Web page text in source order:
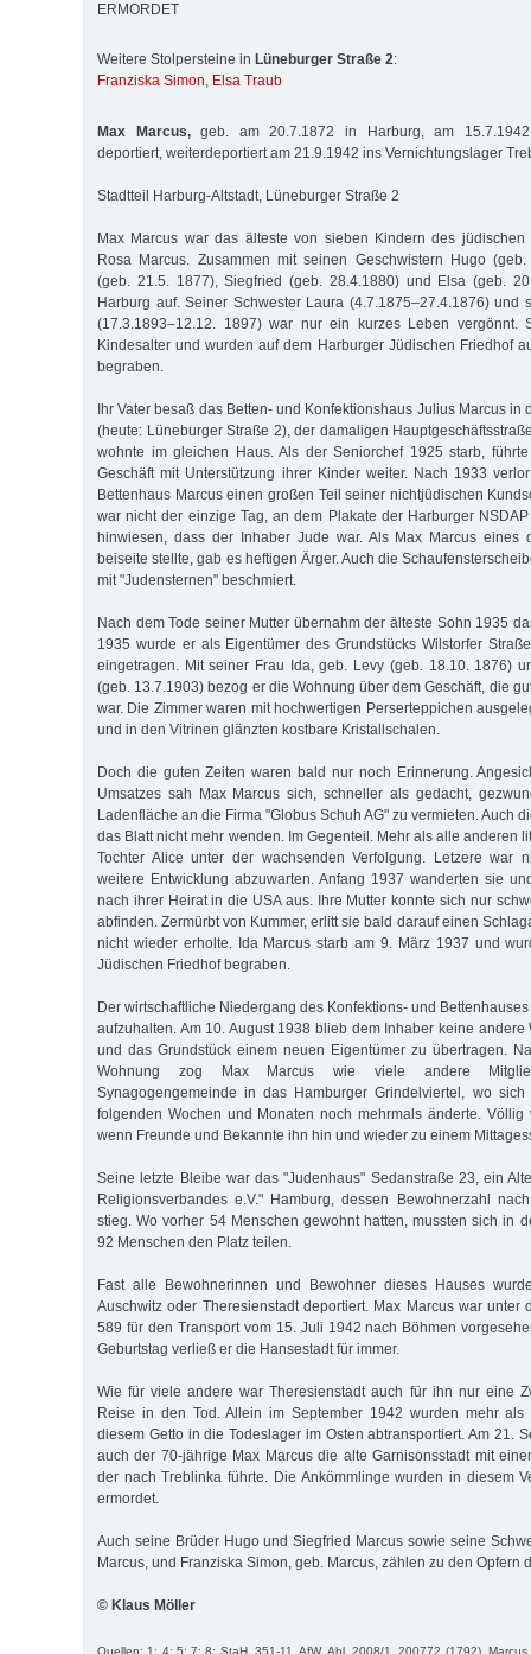
ERMORDET
Weitere Stolpersteine in Lüneburger Straße 2:
Franziska Simon, Elsa Traub
Max Marcus,geb. am 20.7.1872 in Harburg, am 15.7.1942
deportiert, weiterdeportiert am 21.9.1942 ins Vernichtungslager
Stadtteil Harburg-Altstadt, Lüneburger Straße 2
Max Marcus war das älteste von sieben Kindern des
Rosa Marcus. Zusammen mit seinen Geschwistern Hugo
(geb. 21.5. 1877), Siegfried (geb. 28.4.1880) und Elsa (geb.
Harburg auf. Seiner Schwester Laura (4.7.1875–27.4.1876) und
(17.3.1893–12.12. 1897) war nur ein kurzes Leben vergönnt.
Kindesalter und wurden auf dem Harburger Jüdischen Friedhof
begraben.
Ihr Vater besaß das Betten- und Konfektionshaus Julius Marcus in
(heute: Lüneburger Straße 2), der damaligen
wohnte im gleichen Haus. Als der Seniorchef 1925 starb,
Geschäft mit Unterstützung ihrer Kinder weiter. Nach 1933
Bettenhaus Marcus einen großen Teil seiner nichtjüdischen
war nicht der einzige Tag, an dem Plakate der Harburger
hinwiesen, dass der Inhaber Jude war. Als Max Marcus eines
beiseite stellte, gab es heftigen Ärger. Auch die
mit "Judensternen" beschmiert.
Nach dem Tode seiner Mutter übernahm der älteste Sohn 1935
1935 wurde er als Eigentümer des Grundstücks Wilstorfer
eingetragen. Mit seiner Frau Ida, geb. Levy (geb. 18.10. 1876)
(geb. 13.7.1903) bezog er die Wohnung über dem Geschäft, die
war. Die Zimmer waren mit hochwertigen Perserteppichen
und in den Vitrinen glänzten kostbare Kristallschalen.
Doch die guten Zeiten waren bald nur noch Erinnerung.
Umsatzes sah Max Marcus sich, schneller als gedacht,
Ladenfläche an die Firma "Globus Schuh AG" zu vermieten. Auch
das Blatt nicht mehr wenden. Im Gegenteil. Mehr als alle anderen
Tochter Alice unter der wachsenden Verfolgung. Letzere war
weitere Entwicklung abzuwarten. Anfang 1937 wanderten sie
nach ihrer Heirat in die USA aus. Ihre Mutter konnte sich nur
abfinden. Zermürbt von Kummer, erlitt sie bald darauf einen
nicht wieder erholte. Ida Marcus starb am 9. März 1937 und
Jüdischen Friedhof begraben.
Der wirtschaftliche Niedergang des Konfektions- und
aufzuhalten. Am 10. August 1938 blieb dem Inhaber keine andere
und das Grundstück einem neuen Eigentümer zu übertragen.
Wohnung zog Max Marcus wie viele andere
Synagogengemeinde in das Hamburger Grindelviertel, wo
folgenden Wochen und Monaten noch mehrmals änderte. Völlig
wenn Freunde und Bekannte ihn hin und wieder zu einem
Seine letzte Bleibe war das "Judenhaus" Sedanstraße 23, ein
Religionsverbandes e.V." Hamburg, dessen Bewohnerzahl
stieg. Wo vorher 54 Menschen gewohnt hatten, mussten sich in
92 Menschen den Platz teilen.
Fast alle Bewohnerinnen und Bewohner dieses Hauses
Auschwitz oder Theresienstadt deportiert. Max Marcus war unter
589 für den Transport vom 15. Juli 1942 nach Böhmen
Geburtstag verließ er die Hansestadt für immer.
Wie für viele andere war Theresienstadt auch für ihn nur eine
Reise in den Tod. Allein im September 1942 wurden mehr als
diesem Getto in die Todeslager im Osten abtransportiert. Am 21.
auch der 70-jährige Max Marcus die alte Garnisonsstadt mit
der nach Treblinka führte. Die Ankömmlinge wurden in diesem
ermordet.
Auch seine Brüder Hugo und Siegfried Marcus sowie seine
Marcus, und Franziska Simon, geb. Marcus, zählen zu den Opfern
© Klaus Möller
Quellen: 1; 4; 5; 7; 8; StaH, 351-11, AfW, Abl. 2008/1, 200772 (1792),